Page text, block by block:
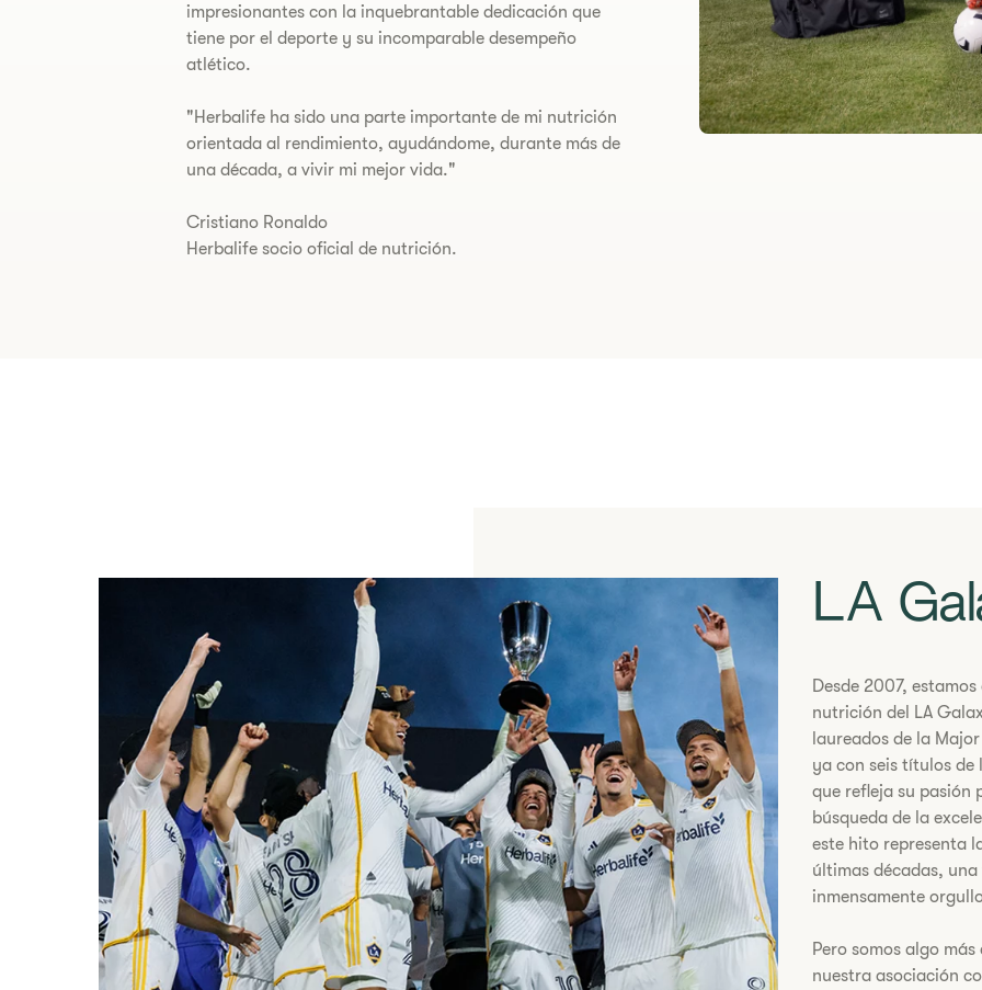
impresionantes con la inquebrantable dedicación que
tiene por el deporte y su incomparable desempeño
atlético.
"Herbalife ha sido una parte importante de mi nutrición
orientada al rendimiento, ayudándome, durante más de
una década, a vivir mi mejor vida."
Cristiano Ronaldo
Herbalife socio oficial de nutrición.
​LA
Desde 2007,
nutrición del LA
laureados de la
ya con seis títulos de
que refleja su pasión
búsqueda de la
este hito representa
últimas décadas,
inmensamente
Pero somos algo
nuestra asociación